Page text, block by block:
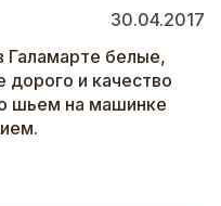
30.04.2017
Галамарте белые,
дорого и качество
шьем на машинке